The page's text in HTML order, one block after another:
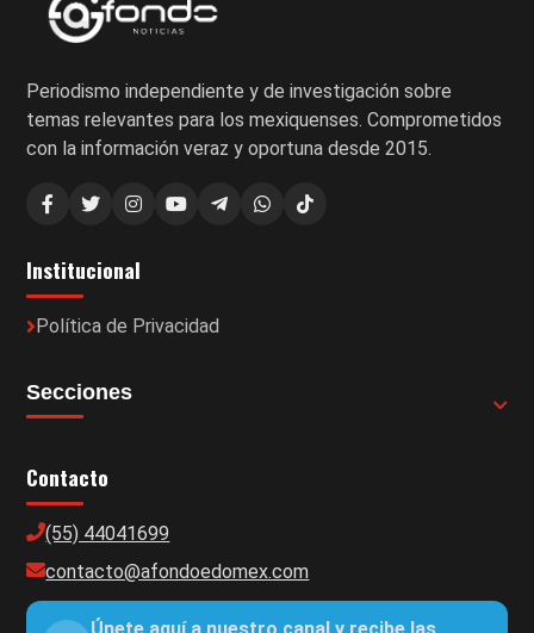
Periodismo independiente y de investigación sobre
temas relevantes para los mexiquenses. Comprometidos
con la información veraz y oportuna desde 2015.
Institucional
Política de Privacidad
Secciones
Contacto
(55) 44041699
contacto@afondoedomex.com